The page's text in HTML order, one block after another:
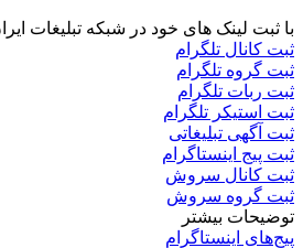
با ثبت لینک های خود در شبکه تبلیغات
ثبت کانال تلگرام
ثبت گروه تلگرام
ثبت ربات تلگرام
ثبت استیکر تلگرام
ثبت آگهی تبلیغاتی
ثبت پیج اینستاگرام
ثبت کانال سروش
ثبت گروه سروش
توضیحات بیشتر
پیج‌های اینستاگرام